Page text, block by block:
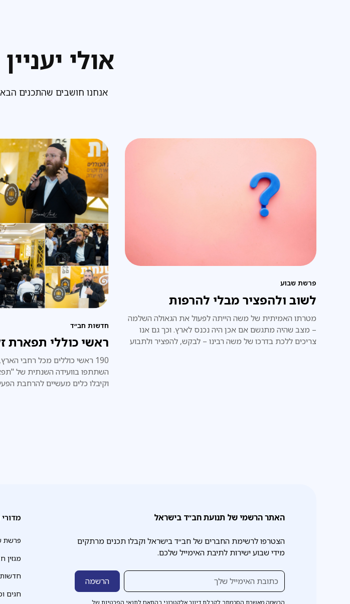
אולי
אנחנו חושבים שהתכנים
פרשת שבוע
לשוב ולהפציר מבלי להרפות
מטרתו האמיתית של משה הייתה לפעול את הגאולה השלמה
– מצב שהיה מתגשם אם אכן היה נכנס לארץ. וכך גם אנו
צריכים ללכת בדרכו של משה רבינו – לבקש, להפציר ולתבוע
חדשות חב״ד
ראשי כוללי תפארת
190 ראשי כוללים מכל רחבי
השתתפו בוועידה השנתית של
וקיבלו כלים מעשיים להרחבת
האתר הרשמי של תנועת חב״ד בישראל
הצטרפו לרשימת החברים של חב״ד בישראל וקבלו תכנים מרתקים
מידי שבוע ישירות לתיבת האימייל שלכם.
הרשמה מאשרת הסכמתך לקבלת דיוור אלקטרוני בהתאם לתנאי הפרטיות של
פרשת
מגזין
חגים